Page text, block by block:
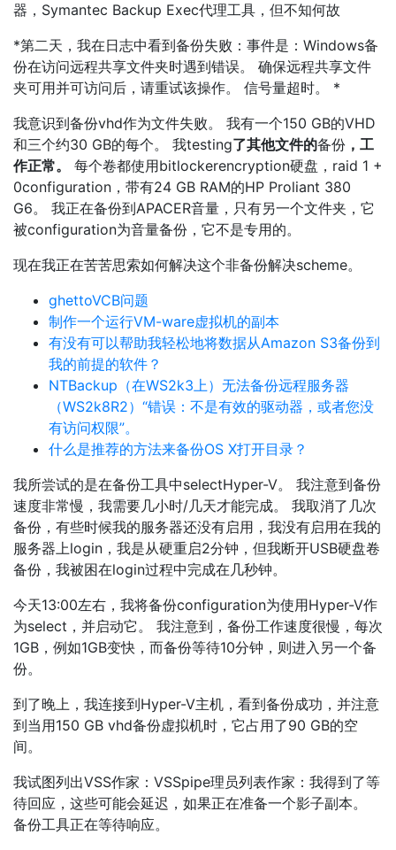
器，Symantec Backup Exec代理工具，但不知何故
*第二天，我在日志中看到备份失败：事件是：Windows备
份在访问远程共享文件夹时遇到错误。 确保远程共享文件
夹可用并可访问后，请重试该操作。 信号量超时。 *
我意识到备份vhd作为文件失败。 我有一个150 GB的VHD
和三个约30 GB的每个。 我testing了其他文件的备份 ，工
作正常。
每个卷都使用bitlockerencryption硬盘，raid 1 +
0configuration，带有24 GB RAM的HP Proliant 380
G6。 我正在备份到APACER音量，只有另一个文件夹，它
被configuration为音量备份，它不是专用的。
现在我正在苦苦思索如何解决这个非备份解决scheme。
ghettoVCB问题
制作一个运行VM-ware虚拟机的副本
有没有可以帮助我轻松地将数据从Amazon S3备份到
我的前提的软件？
NTBackup（在WS2k3上）无法备份远程服务器
（WS2k8R2）“错误：不是有效的驱动器，或者您没
有访问权限”。
什么是推荐的方法来备份OS X打开目录？
我所尝试的是在备份工具中selectHyper-V。 我注意到备份
速度非常慢，我需要几小时/几天才能完成。 我取消了几次
备份，有些时候我的服务器还没有启用，我没有启用在我的
服务器上login，我是从硬重启2分钟，但我断开USB硬盘卷
备份，我被困在login过程中完成在几秒钟。
今天13:00左右，我将备份configuration为使用Hyper-V作
为select，并启动它。 我注意到，备份工作速度很慢，每次
1GB，例如1GB变快，而备份等待10分钟，则进入另一个备
份。
到了晚上，我连接到Hyper-V主机，看到备份成功，并注意
到当用150 GB vhd备份虚拟机时，它占用了90 GB的空
间。
我试图列出VSS作家：VSSpipe理员列表作家：我得到了等
待回应，这些可能会延迟，如果正在准备一个影子副本。
备份工具正在等待响应。